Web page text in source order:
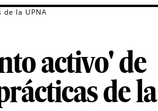
la UPNA
activo' de
de la